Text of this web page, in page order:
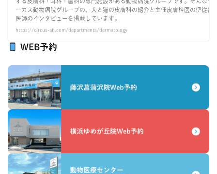
ーカス動物病院グループの、犬と猫の皮膚科の紹介と主任皮膚科医の伊從獣
医師のインタビューを掲載しています。
https://circus-ah.com/departments/dermatology
WEB予約